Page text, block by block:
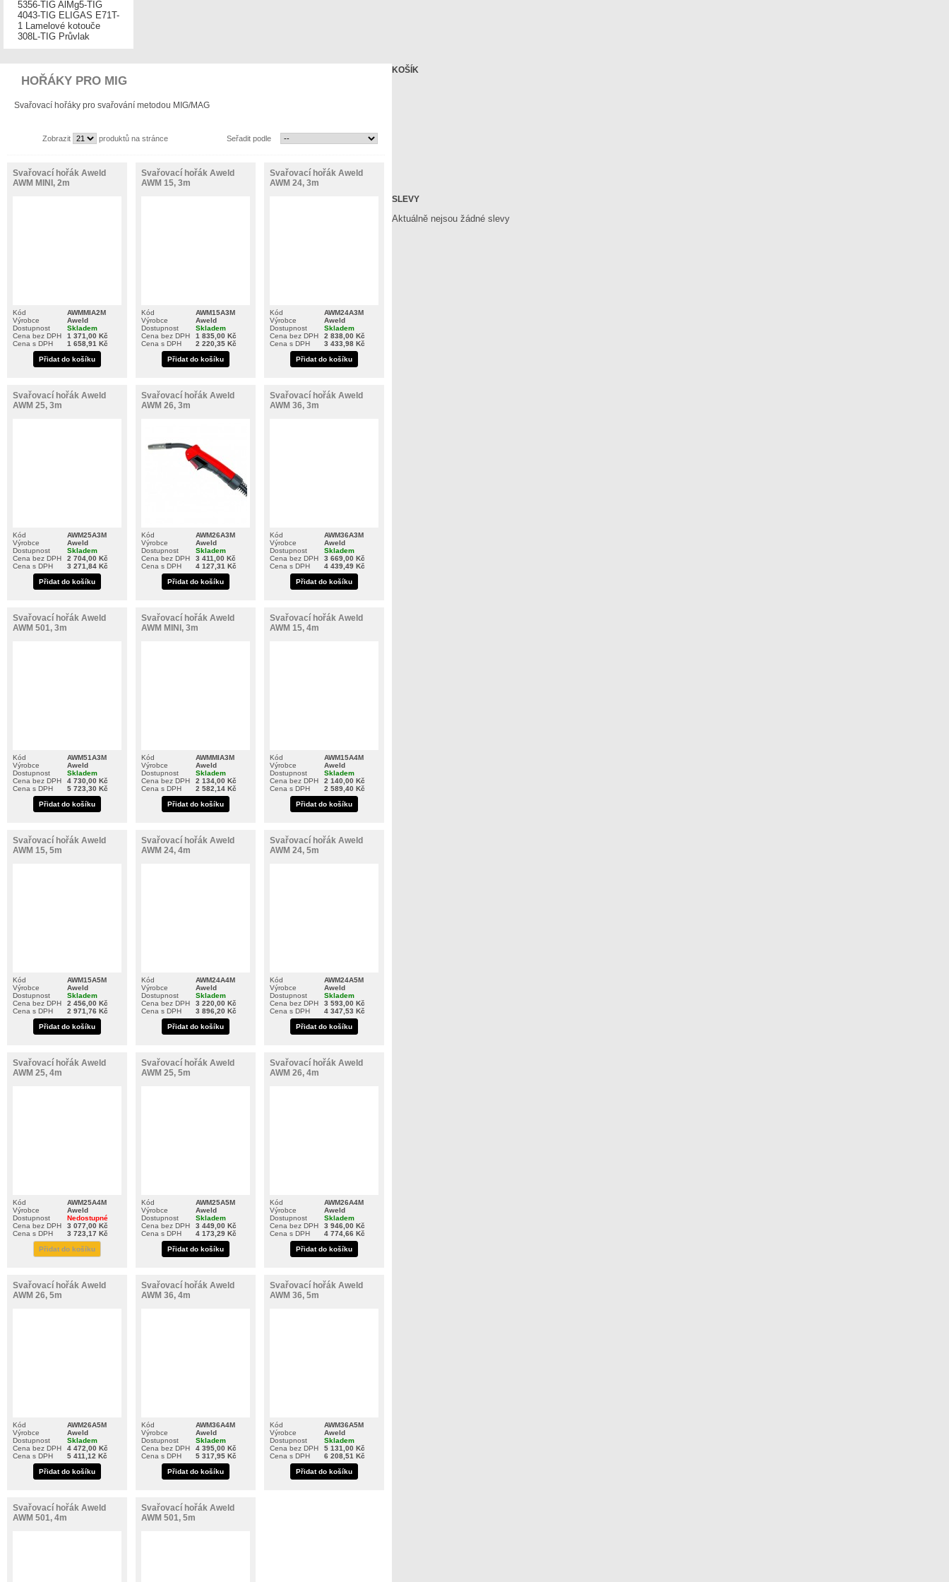
5356-TIG AlMg5-TIG
4043-TIG ELIGAS E71T-
1 Lamelové kotouče
308L-TIG Průvlak
HOŘÁKY PRO MIG
Svařovací hořáky pro svařování metodou MIG/MAG
Seřadit podle
Zobrazit produktů na stránce
Svařovací hořák Aweld
AWM MINI, 2m
Kód
AWMMIA2M
Výrobce
Aweld
Dostupnost
Skladem
Cena bez DPH
1 371,00 Kč
Cena s DPH
1 658,91 Kč
Přidat do košíku
Svařovací hořák Aweld
AWM 15, 3m
Kód
AWM15A3M
Výrobce
Aweld
Dostupnost
Skladem
Cena bez DPH
1 835,00 Kč
Cena s DPH
2 220,35 Kč
Přidat do košíku
Svařovací hořák Aweld
AWM 24, 3m
Kód
AWM24A3M
Výrobce
Aweld
Dostupnost
Skladem
Cena bez DPH
2 838,00 Kč
Cena s DPH
3 433,98 Kč
Přidat do košíku
Svařovací hořák Aweld
AWM 25, 3m
Kód
AWM25A3M
Výrobce
Aweld
Dostupnost
Skladem
Cena bez DPH
2 704,00 Kč
Cena s DPH
3 271,84 Kč
Přidat do košíku
Svařovací hořák Aweld
AWM 26, 3m
Kód
AWM26A3M
Výrobce
Aweld
Dostupnost
Skladem
Cena bez DPH
3 411,00 Kč
Cena s DPH
4 127,31 Kč
Přidat do košíku
Svařovací hořák Aweld
AWM 36, 3m
Kód
AWM36A3M
Výrobce
Aweld
Dostupnost
Skladem
Cena bez DPH
3 669,00 Kč
Cena s DPH
4 439,49 Kč
Přidat do košíku
Svařovací hořák Aweld
AWM 501, 3m
Kód
AWM51A3M
Výrobce
Aweld
Dostupnost
Skladem
Cena bez DPH
4 730,00 Kč
Cena s DPH
5 723,30 Kč
Přidat do košíku
Svařovací hořák Aweld
AWM MINI, 3m
Kód
AWMMIA3M
Výrobce
Aweld
Dostupnost
Skladem
Cena bez DPH
2 134,00 Kč
Cena s DPH
2 582,14 Kč
Přidat do košíku
Svařovací hořák Aweld
AWM 15, 4m
Kód
AWM15A4M
Výrobce
Aweld
Dostupnost
Skladem
Cena bez DPH
2 140,00 Kč
Cena s DPH
2 589,40 Kč
Přidat do košíku
Svařovací hořák Aweld
AWM 15, 5m
Kód
AWM15A5M
Výrobce
Aweld
Dostupnost
Skladem
Cena bez DPH
2 456,00 Kč
Cena s DPH
2 971,76 Kč
Přidat do košíku
Svařovací hořák Aweld
AWM 24, 4m
Kód
AWM24A4M
Výrobce
Aweld
Dostupnost
Skladem
Cena bez DPH
3 220,00 Kč
Cena s DPH
3 896,20 Kč
Přidat do košíku
Svařovací hořák Aweld
AWM 24, 5m
Kód
AWM24A5M
Výrobce
Aweld
Dostupnost
Skladem
Cena bez DPH
3 593,00 Kč
Cena s DPH
4 347,53 Kč
Přidat do košíku
Svařovací hořák Aweld
AWM 25, 4m
Kód
AWM25A4M
Výrobce
Aweld
Dostupnost
Nedostupné
Cena bez DPH
3 077,00 Kč
Cena s DPH
3 723,17 Kč
Přidat do košíku
Svařovací hořák Aweld
AWM 25, 5m
Kód
AWM25A5M
Výrobce
Aweld
Dostupnost
Skladem
Cena bez DPH
3 449,00 Kč
Cena s DPH
4 173,29 Kč
Přidat do košíku
Svařovací hořák Aweld
AWM 26, 4m
Kód
AWM26A4M
Výrobce
Aweld
Dostupnost
Skladem
Cena bez DPH
3 946,00 Kč
Cena s DPH
4 774,66 Kč
Přidat do košíku
Svařovací hořák Aweld
AWM 26, 5m
Kód
AWM26A5M
Výrobce
Aweld
Dostupnost
Skladem
Cena bez DPH
4 472,00 Kč
Cena s DPH
5 411,12 Kč
Přidat do košíku
Svařovací hořák Aweld
AWM 36, 4m
Kód
AWM36A4M
Výrobce
Aweld
Dostupnost
Skladem
Cena bez DPH
4 395,00 Kč
Cena s DPH
5 317,95 Kč
Přidat do košíku
Svařovací hořák Aweld
AWM 36, 5m
Kód
AWM36A5M
Výrobce
Aweld
Dostupnost
Skladem
Cena bez DPH
5 131,00 Kč
Cena s DPH
6 208,51 Kč
Přidat do košíku
Svařovací hořák Aweld
AWM 501, 4m
Svařovací hořák Aweld
AWM 501, 5m
KOŠÍK
SLEVY
Aktuálně nejsou žádné slevy